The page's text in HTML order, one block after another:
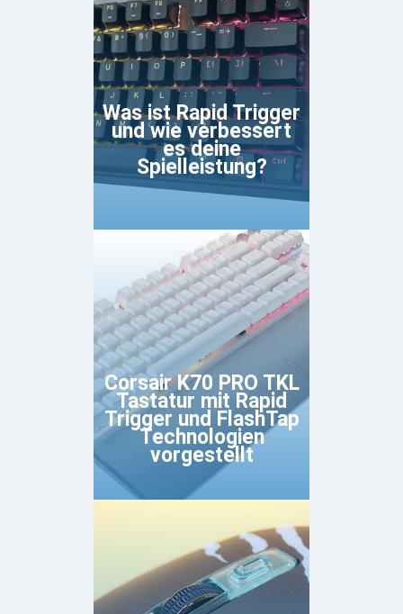
Was ist Rapid Trigger
und wie verbessert
es deine
Spielleistung?
Corsair K70 PRO TKL
Tastatur mit Rapid
Trigger und FlashTap
Technologien
vorgestellt